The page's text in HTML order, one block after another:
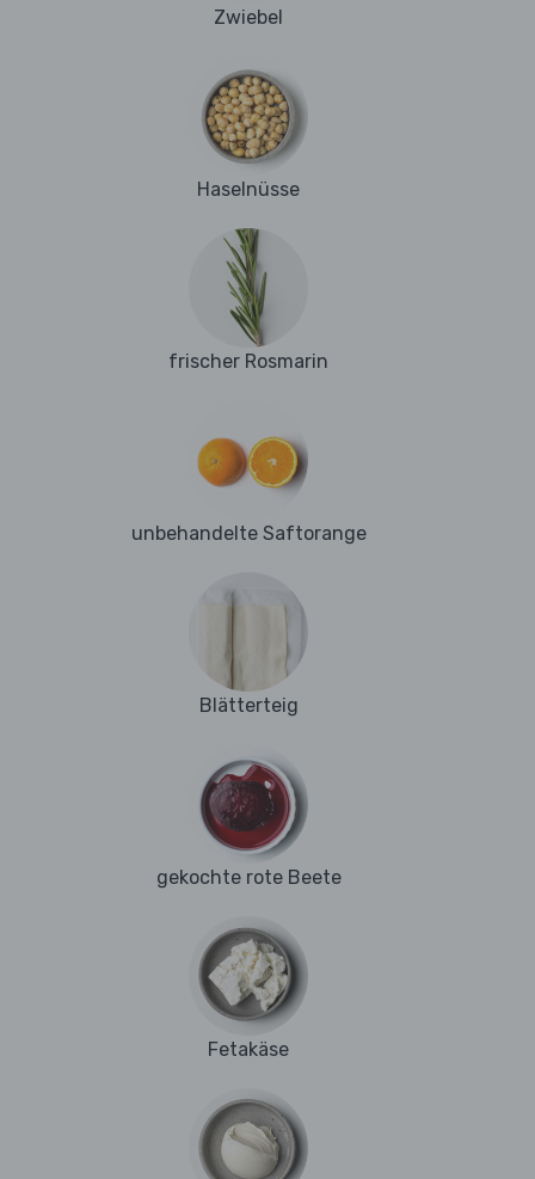
Zwiebel
Haselnüsse
frischer Rosmarin
unbehandelte Saftorange
Blätterteig
gekochte rote Beete
Fetakäse